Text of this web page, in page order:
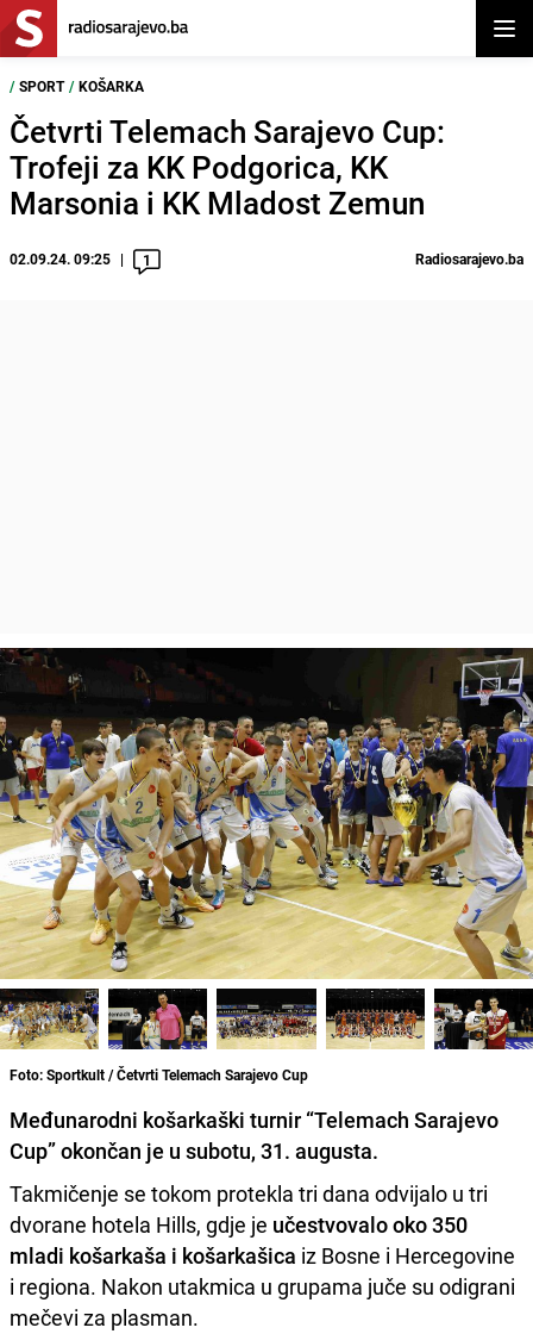
/ SPORT / KOŠARKA
Četvrti Telemach Sarajevo Cup:
Trofeji za KK Podgorica, KK
Marsonia i KK Mladost Zemun
02.09.24. 09:25 1 Radiosarajevo.ba
Foto: Sportkult / Četvrti Telemach Sarajevo Cup
Međunarodni košarkaški turnir “Telemach Sarajevo
Cup” okončan je u subotu, 31. augusta.
Takmičenje se tokom protekla tri dana odvijalo u tri
dvorane hotela Hills, gdje je učestvovalo oko 350
mladi košarkaša i košarkašica iz Bosne i Hercegovine
i regiona. Nakon utakmica u grupama juče su odigrani
mečevi za plasman.